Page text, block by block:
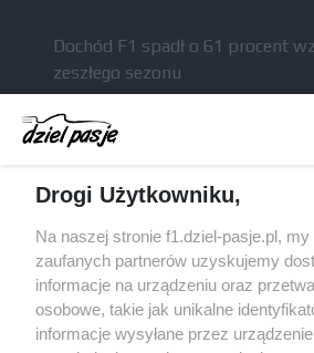
Dochód F1 spadł o 61 procent
zeszłego sezonu
Obecne silniki muszą polegać na
algorytmach?
silnikiem dopiero w styczniu
Audi planuje wprowadzić jeszcze
pakiety poprawek w 2026 roku
Gasly dołączył do krytyki
samochodów F1
Drogi Użytkowniku,
Na naszej stronie f1.dziel-pasje.pl,
zaufanych partnerów uzyskujemy
informacje na urządzeniu oraz
osobowe, takie jak unikalne
informacje wysyłane przez